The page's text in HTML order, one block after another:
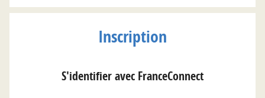
Inscription
S'identifier avec FranceConnect